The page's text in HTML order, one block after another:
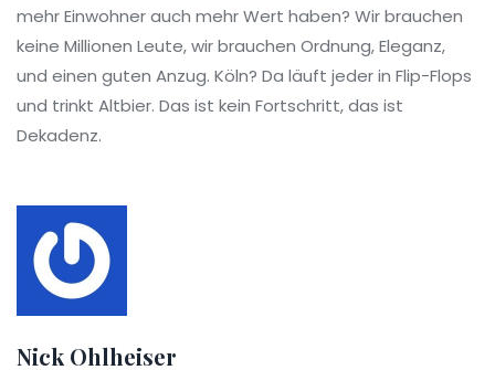
mehr Einwohner auch mehr Wert haben? Wir brauchen
keine Millionen Leute, wir brauchen Ordnung, Eleganz,
und einen guten Anzug. Köln? Da läuft jeder in Flip-Flops
und trinkt Altbier. Das ist kein Fortschritt, das ist
Dekadenz.
Nick Ohlheiser